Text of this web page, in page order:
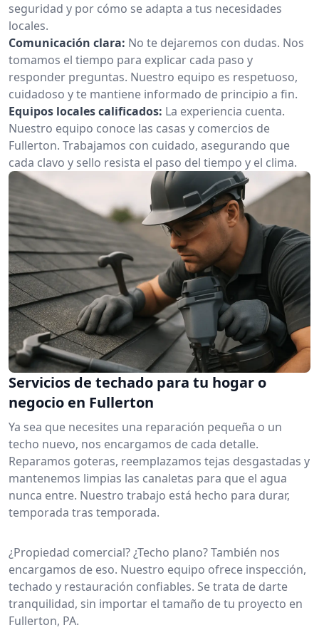
seguridad y por cómo se adapta a tus necesidades
locales.
Comunicación clara: No te dejaremos con dudas. Nos
tomamos el tiempo para explicar cada paso y
responder preguntas. Nuestro equipo es respetuoso,
cuidadoso y te mantiene informado de principio a fin.
Equipos locales calificados: La experiencia cuenta.
Nuestro equipo conoce las casas y comercios de
Fullerton. Trabajamos con cuidado, asegurando que
cada clavo y sello resista el paso del tiempo y el clima.
Servicios de techado para tu hogar o
negocio en Fullerton
Ya sea que necesites una reparación pequeña o un
techo nuevo, nos encargamos de cada detalle.
Reparamos goteras, reemplazamos tejas desgastadas y
mantenemos limpias las canaletas para que el agua
nunca entre. Nuestro trabajo está hecho para durar,
temporada tras temporada.
¿Propiedad comercial? ¿Techo plano? También nos
encargamos de eso. Nuestro equipo ofrece inspección,
techado y restauración confiables. Se trata de darte
tranquilidad, sin importar el tamaño de tu proyecto en
Fullerton, PA.